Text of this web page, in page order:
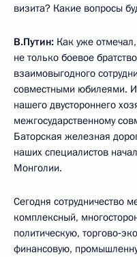
визита? Какие вопросы
В.Путин: Как уже
не только боевое
взаимовыгодного
совместными юбилеями.
нашего двустороннего
межгосударственному
Баторская железная
наших специалистов
Монголии.
Сегодня сотрудничество
комплексный,
политическую,
финансовую,